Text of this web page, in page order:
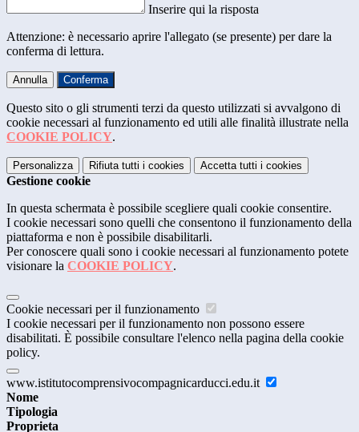
Inserire qui la risposta
Attenzione: è necessario aprire l'allegato (se presente) per dare la
conferma di lettura.
Annulla Conferma
Questo sito o gli strumenti terzi da questo utilizzati si avvalgono di
cookie necessari al funzionamento ed utili alle finalità illustrate nella
COOKIE POLICY.
Personalizza Rifiuta tutti i cookies Accetta tutti i cookies
Gestione cookie
In questa schermata è possibile scegliere quali cookie consentire.
I cookie necessari sono quelli che consentono il funzionamento della
piattaforma e non è possibile disabilitarli.
Per conoscere quali sono i cookie necessari al funzionamento potete
visionare la COOKIE POLICY.
Cookie necessari per il funzionamento
I cookie necessari per il funzionamento non possono essere
disabilitati. È possibile consultare l'elenco nella pagina della cookie
policy.
www.istitutocomprensivocompagnicarducci.edu.it
Nome
Tipologia
Proprieta